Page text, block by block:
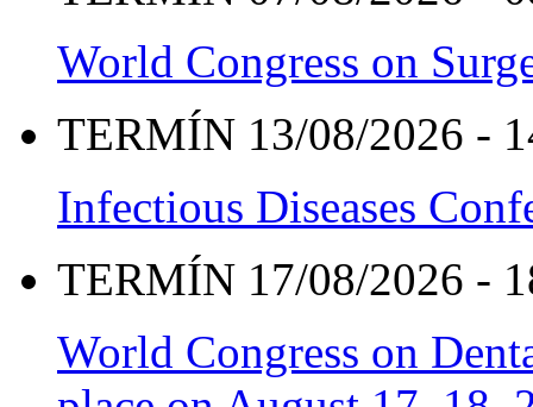
World Congress on
TERMÍN 13/08/2026 -
Infectious Diseases
TERMÍN 17/08/2026 -
World Congress on